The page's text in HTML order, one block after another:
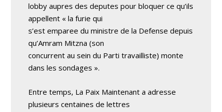
lobby aupres des deputes pour bloquer ce qu’ils
appellent « la furie qui
s’est emparee du ministre de la Defense depuis
qu’Amram Mitzna (son
concurrent au sein du Parti travailliste) monte
dans les sondages ».
Entre temps, La Paix Maintenant a adresse
plusieurs centaines de lettres